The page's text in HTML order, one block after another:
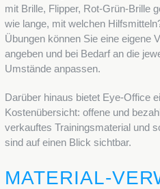
mit Brille, Flipper, Rot-Grün-Brille
wie lange, mit welchen
Übungen können Sie eine eigene
angeben und bei Bedarf an die
Umstände anpassen.
Darüber hinaus bietet Eye-Office
Kostenübersicht: offene und
verkauftes Trainingsmaterial und
sind auf einen Blick sichtbar.
MATERIAL-